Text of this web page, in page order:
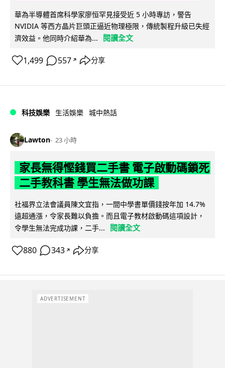
華為半導體首席科學家廖恒罕見接受近 5 小時專訪，警告
NVIDIA 等西方晶片巨頭正逼近物理極限，傳統製程升級已失經
濟效益。他同時介紹華為...
閱讀全文
1,499 557 ↗ 分享
科技娛樂 生活娛樂 城中熱話
Lawton 23 小時
家長無得慳錢買二手書 電子啟動碼鎖死
二手教科書 學生無法做功課
社福界立法會議員陳文宜指，一間中學書單價錢按年加 14.7%
遠超通漲，令家長難以負擔。而且電子教材啟動碼這項設計，
令學生無法完成功課，二手...
閱讀全文
880 343 ↗ 分享
ADVERTISEMENT